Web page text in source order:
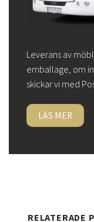
Leverans av
emballage, om
skickar vi med
LÄS MER
RELATERADE